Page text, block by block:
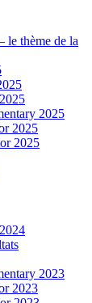
le thème de la
2025
2025
2025
2023
2023